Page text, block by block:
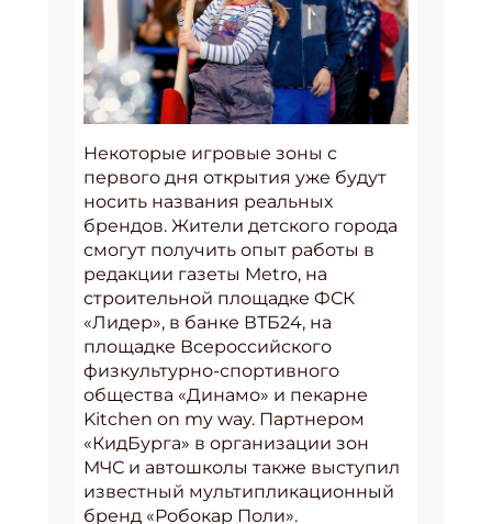
Некоторые игровые зоны с
первого дня открытия уже будут
носить названия реальных
брендов. Жители детского города
смогут получить опыт работы в
редакции газеты Metro, на
строительной площадке ФСК
«Лидер», в банке ВТБ24, на
площадке Всероссийского
физкультурно-спортивного
общества «Динамо» и пекарне
Kitchen on my way. Партнером
«КидБурга» в организации зон
МЧС и автошколы также выступил
известный мультипликационный
бренд «Робокар Поли».